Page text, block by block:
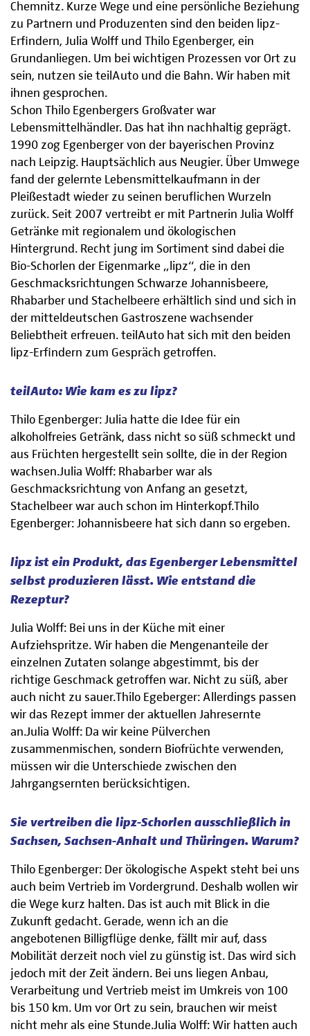
Chemnitz. Kurze Wege und eine persönliche Beziehung
zu Partnern und Produzenten sind den beiden lipz-
Erfindern, Julia Wolff und Thilo Egenberger, ein
Grundanliegen. Um bei wichtigen Prozessen vor Ort zu
sein, nutzen sie teilAuto und die Bahn. Wir haben mit
ihnen gesprochen.
Schon Thilo Egenbergers Großvater war
Lebensmittelhändler. Das hat ihn nachhaltig geprägt.
1990 zog Egenberger von der bayerischen Provinz
nach Leipzig. Hauptsächlich aus Neugier. Über Umwege
fand der gelernte Lebensmittelkaufmann in der
Pleißestadt wieder zu seinen beruflichen Wurzeln
zurück. Seit 2007 vertreibt er mit Partnerin Julia Wolff
Getränke mit regionalem und ökologischen
Hintergrund. Recht jung im Sortiment sind dabei die
Bio-Schorlen der Eigenmarke „lipz“, die in den
Geschmacksrichtungen Schwarze Johannisbeere,
Rhabarber und Stachelbeere erhältlich sind und sich in
der mitteldeutschen Gastroszene wachsender
Beliebtheit erfreuen. teilAuto hat sich mit den beiden
lipz-Erfindern zum Gespräch getroffen.
teilAuto: Wie kam es zu lipz?
Thilo Egenberger: Julia hatte die Idee für ein
alkoholfreies Getränk, dass nicht so süß schmeckt und
aus Früchten hergestellt sein sollte, die in der Region
wachsen.Julia Wolff: Rhabarber war als
Geschmacksrichtung von Anfang an gesetzt,
Stachelbeer war auch schon im Hinterkopf.Thilo
Egenberger: Johannisbeere hat sich dann so ergeben.
lipz ist ein Produkt, das Egenberger Lebensmittel
selbst produzieren lässt. Wie entstand die
Rezeptur?
Julia Wolff: Bei uns in der Küche mit einer
Aufziehspritze. Wir haben die Mengenanteile der
einzelnen Zutaten solange abgestimmt, bis der
richtige Geschmack getroffen war. Nicht zu süß, aber
auch nicht zu sauer.Thilo Egeberger: Allerdings passen
wir das Rezept immer der aktuellen Jahresernte
an.Julia Wolff: Da wir keine Pülverchen
zusammenmischen, sondern Biofrüchte verwenden,
müssen wir die Unterschiede zwischen den
Jahrgangsernten berücksichtigen.
Sie vertreiben die lipz-Schorlen ausschließlich in
Sachsen, Sachsen-Anhalt und Thüringen. Warum?
Thilo Egenberger: Der ökologische Aspekt steht bei uns
auch beim Vertrieb im Vordergrund. Deshalb wollen wir
die Wege kurz halten. Das ist auch mit Blick in die
Zukunft gedacht. Gerade, wenn ich an die
angebotenen Billigflüge denke, fällt mir auf, dass
Mobilität derzeit noch viel zu günstig ist. Das wird sich
jedoch mit der Zeit ändern. Bei uns liegen Anbau,
Verarbeitung und Vertrieb meist im Umkreis von 100
bis 150 km. Um vor Ort zu sein, brauchen wir meist
nicht mehr als eine Stunde.Julia Wolff: Wir hatten auch